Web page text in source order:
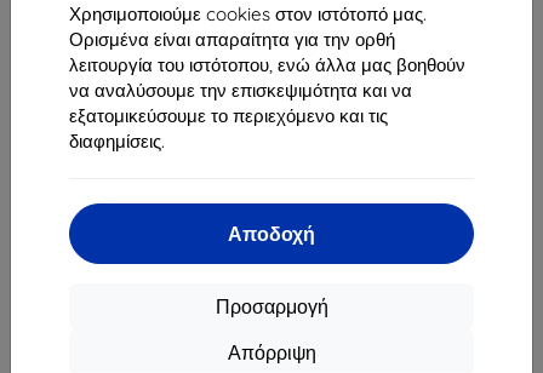
Χρησιμοποιούμε cookies στον ιστότοπό μας.
Ορισμένα είναι απαραίτητα για την ορθή
λειτουργία του ιστότοπου, ενώ άλλα μας βοηθούν
να αναλύσουμε την επισκεψιμότητα και να
εξατομικεύσουμε το περιεχόμενο και τις
διαφημίσεις.
Αποδοχή
Προσαρμογή
Απόρριψη
841 04 Bratislava
Αριθμός Μητρώου Εταιρείας:46701494